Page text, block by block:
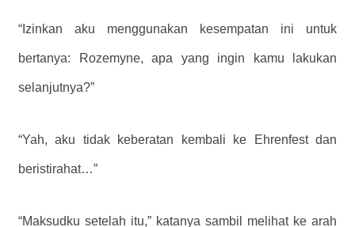
“Izinkan aku menggunakan kesempatan ini untuk
bertanya: Rozemyne, apa yang ingin kamu lakukan
selanjutnya?”
“Yah, aku tidak keberatan kembali ke Ehrenfest dan
beristirahat…”
“Maksudku setelah itu,” katanya sambil melihat ke arah